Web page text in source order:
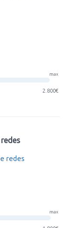
max
2.800€
redes
max